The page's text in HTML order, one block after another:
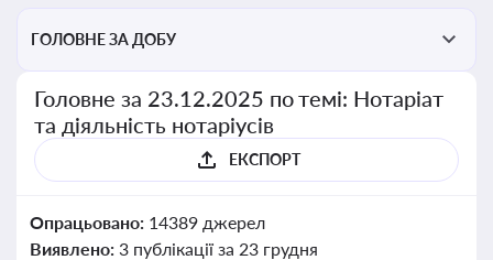
ГОЛОВНЕ ЗА ДОБУ
Головне за 23.12.2025 по темі: Нотаріат
та діяльність нотаріусів
ЕКСПОРТ
Опрацьовано: 14389 джерел
Виявлено: 3 публікації за 23 грудня